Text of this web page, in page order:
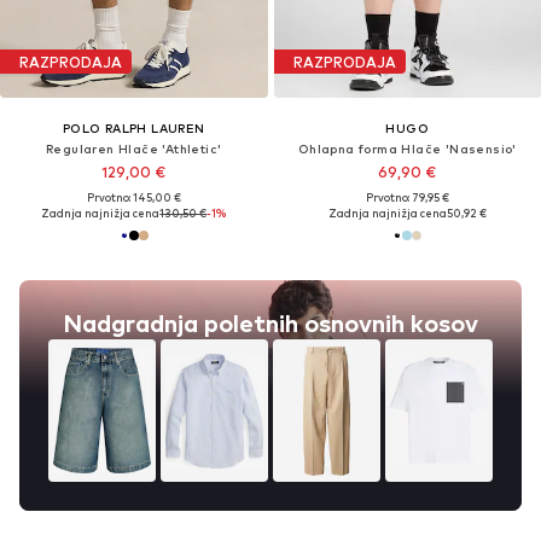
RAZPRODAJA
POLO RALPH LAUREN
Regularen Hlače 'Athletic'
129,00 €
Prvotno: 145,00 €
Zadnja najnižja cena130,50 €-1%
Nadgradnja poletnih osnovnih kosov
RAZPRODAJA
HUGO
Ohlapna forma Hlače 'Nasensio'
69,90 €
Prvotno: 79,95 €
Zadnja najnižja cena50,92 €